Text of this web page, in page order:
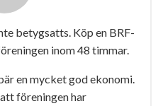
betygsatts. Köp en BRF-
inom 48 timmar.
en mycket god ekonomi.
föreningen har